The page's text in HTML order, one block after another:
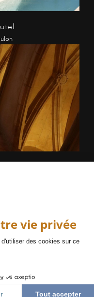
RECRUTEMENT
DE CONFIDENTIALITÉ